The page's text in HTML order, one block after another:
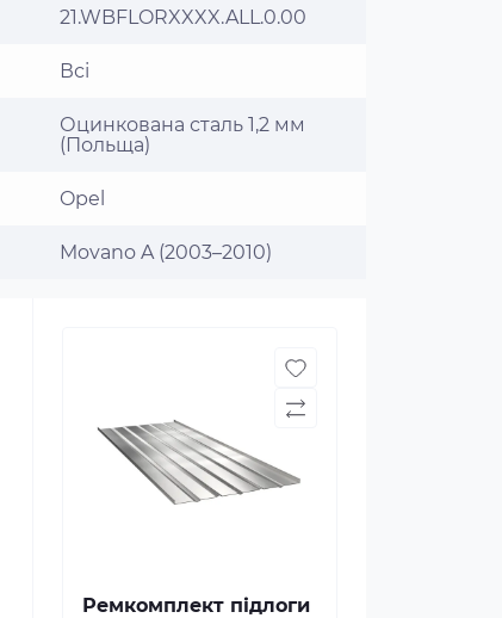
21.WBFLORXXXX.ALL.0.00
Всі
Оцинкована сталь 1,2 мм
(Польща)
Opel
Movano A (2003–2010)
Ремкомплект підлоги